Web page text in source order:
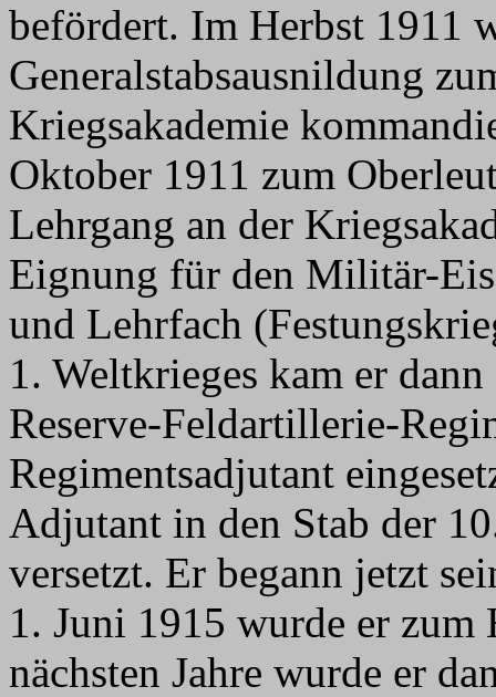
befördert. Im Herbst 1911
Generalstabsausnildung
Kriegsakademie
Oktober 1911 zum
Lehrgang an der
Eignung für den Militär-
und Lehrfach
1. Weltkrieges kam er
Reserve-Feldartillerie-
Regimentsadjutant
Adjutant in den Stab der
versetzt. Er begann jetzt
1. Juni 1915 wurde er
nächsten Jahre wurde er